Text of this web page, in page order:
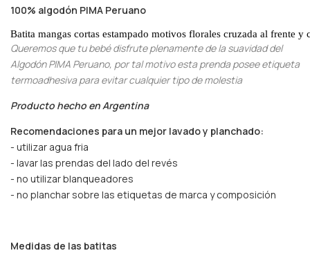
100% algodón PIMA Peruano
Batita mangas cortas estampado motivos florales cruzada al frente y
Queremos que tu bebé disfrute plenamente de la suavidad del
Algodón PIMA Peruano, por tal motivo esta prenda posee etiqueta
termoadhesiva para evitar cualquier tipo de molestia
Producto hecho en Argentina
Recomendaciones para un mejor lavado y planchado:
- utilizar agua fria
- lavar las prendas del lado del revés
- no utilizar blanqueadores
- no planchar sobre las etiquetas de marca y composición
Medidas de las batitas